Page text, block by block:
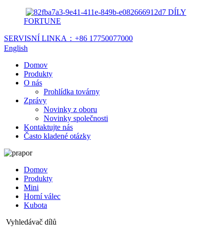
DÍLY
FORTUNE
SERVISNÍ LINKA： +86 17750077000
English
Domov
Produkty
O nás
Prohlídka továrny
Zprávy
Novinky z oboru
Novinky společnosti
Kontaktujte nás
Často kladené otázky
Domov
Produkty
Mini
Horní válec
Kubota
Vyhledávač dílů